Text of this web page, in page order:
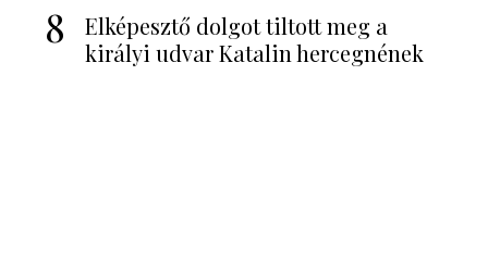
8
Elképesztő dolgot tiltott meg a
királyi udvar Katalin hercegnének